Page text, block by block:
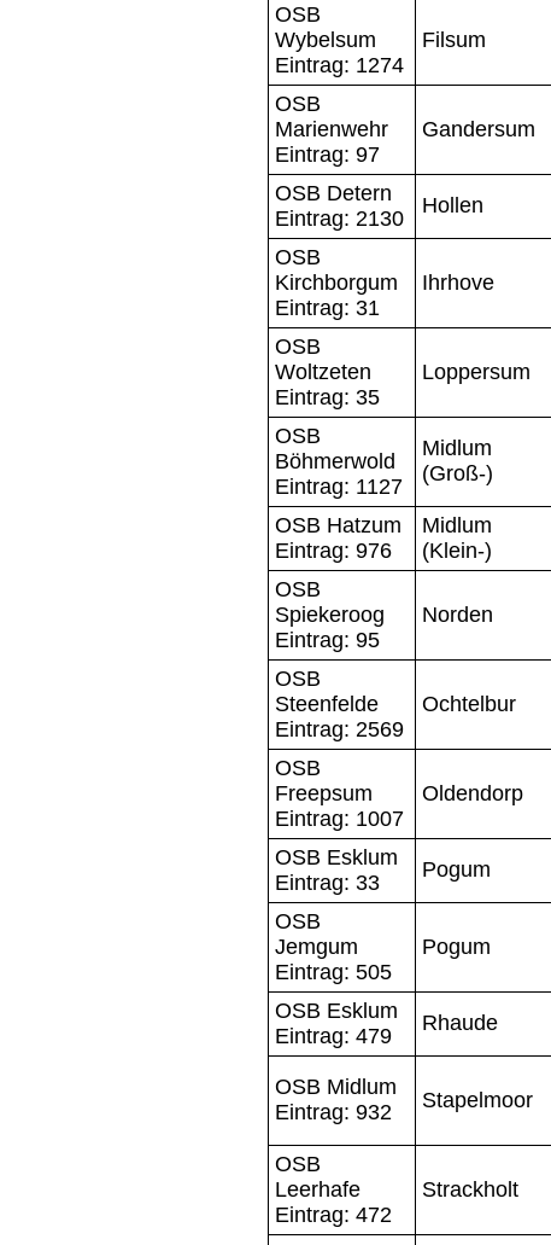
OSB
Wybelsum
Eintrag: 1274
Filsum
OSB
Marienwehr
Eintrag: 97
Gandersum
OSB Detern
Eintrag: 2130
Hollen
OSB
Kirchborgum
Eintrag: 31
Ihrhove
OSB
Woltzeten
Eintrag: 35
Loppersum
OSB
Böhmerwold
Eintrag: 1127
Midlum
(Groß-)
OSB Hatzum
Eintrag: 976
Midlum
(Klein-)
OSB
Spiekeroog
Eintrag: 95
Norden
OSB
Steenfelde
Eintrag: 2569
Ochtelbur
OSB
Freepsum
Eintrag: 1007
Oldendorp
OSB Esklum
Eintrag: 33
Pogum
OSB
Jemgum
Eintrag: 505
Pogum
OSB Esklum
Eintrag: 479
Rhaude
OSB Midlum
Eintrag: 932
Stapelmoor
OSB
Leerhafe
Eintrag: 472
Strackholt